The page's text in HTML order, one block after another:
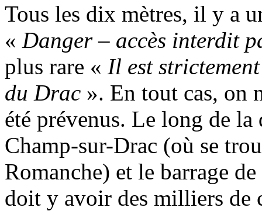
Tous les dix mètres, il y a
« Danger – accès interdit
plus rare « Il est
du Drac ». En tout cas, on
été prévenus. Le long de
Champ-sur-Drac (où se
Romanche) et le barrage
doit y avoir des milliers de